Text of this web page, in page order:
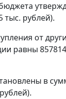
тыс. рублей).
от
равны
в